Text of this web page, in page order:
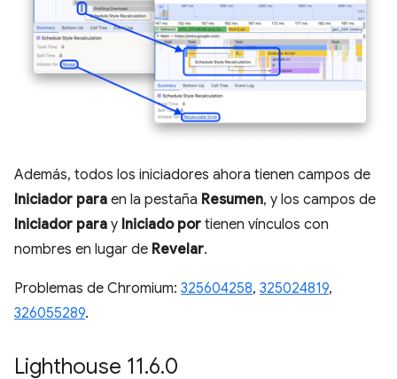
Además, todos los iniciadores ahora tienen campos de
Iniciador para en la pestaña Resumen, y los campos de
Iniciador para y Iniciado por tienen vínculos con
nombres en lugar de Revelar.
Problemas de Chromium: 325604258, 325024819,
326055289.
Lighthouse 11.6.0